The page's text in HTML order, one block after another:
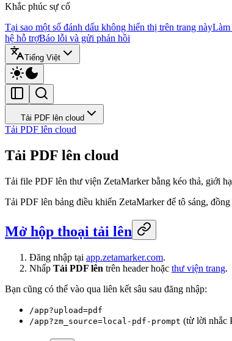
Khắc phúc sự cố
Tại sao một số đánh dấu không hiển thị trên trang nàyLàm
hệ hỗ trợBáo lỗi và gửi phản hồi
Tiếng Việt
Tải PDF lên cloud
Tải PDF lên cloud
Tải PDF lên cloud
Tải file PDF lên thư viện ZetaMarker bằng kéo thả, giới
Tải PDF lên bảng điều khiển ZetaMarker để tô sáng,
Mở hộp thoại tải lên
Đăng nhập tại app.zetamarker.com.
Nhấp Tải PDF lên trên header hoặc thư viện trang.
Bạn cũng có thể vào qua liên kết sâu sau đăng nhập:
/app?upload=pdf
/app?zm_source=local-pdf-prompt (từ lời nhắc